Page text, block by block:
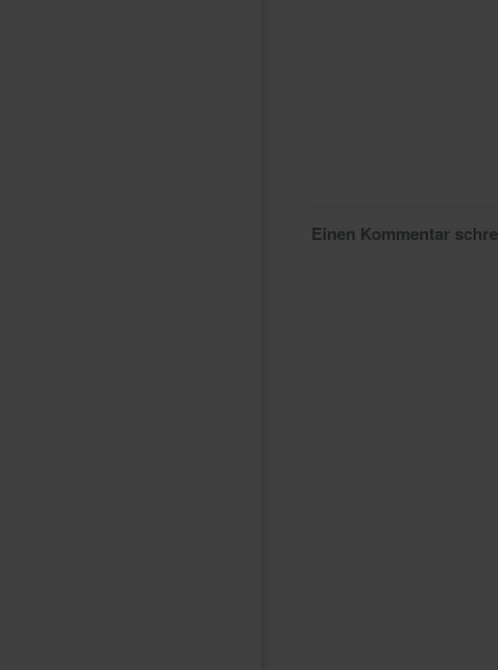
Einen Kommentar